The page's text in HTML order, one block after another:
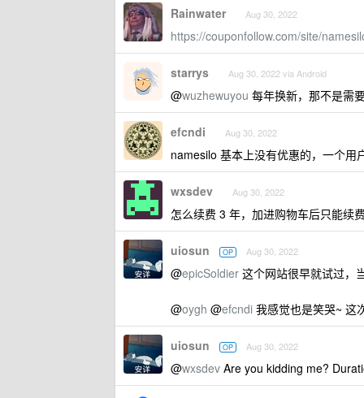
Rainwater Aug 30, 2022
https://couponfollow.com/site/
starrys Aug 30, 2022 via Android
@wuzhewuyou 每年换新，那不是需
efcndi Aug 30, 2022
namesilo 基本上没有优惠的，一个用
wxsdev Aug 30, 2022
怎么续费 3 年，加进购物车后只能续
uiosun OP Aug 30, 2022
@epicSoldier 这个网站很早就试过，
@oygh @efcndi 我感觉也是笑哭~ 这
uiosun OP Aug 30, 2022
@wxsdev Are you kidding me?